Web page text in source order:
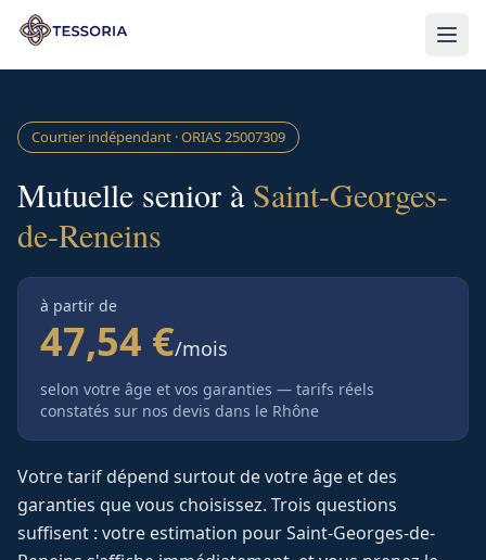
Aller au contenu principal
Courtier indépendant · ORIAS25007309
Mutuelle senior à Saint-Georges-
de-Reneins
à partir de
47,54 €/mois
selon votre âge et vos garanties — tarifs réels
constatés sur nos devis dans le Rhône
Votre tarif dépend surtout de votre âge et des
garanties que vous choisissez. Trois questions
suffisent : votre estimation pourSaint-Georges-de-